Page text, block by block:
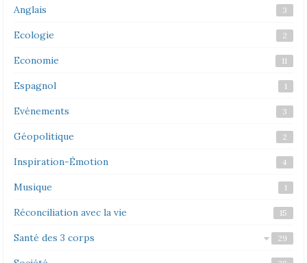
Anglais 3
Ecologie 2
Economie 11
Espagnol 1
Evénements 3
Géopolitique 2
Inspiration-Émotion 4
Musique 1
Réconciliation avec la vie 15
Santé des 3 corps 29